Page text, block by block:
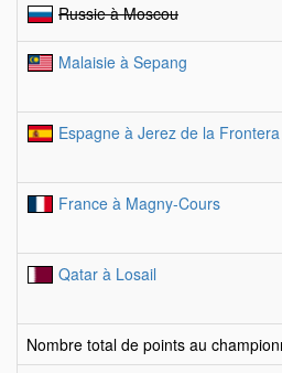
Russie à Moscou
Malaisie à Sepang
Espagne à Jerez de la Frontera
France à Magny-Cours
Qatar à Losail
Nombre total de points au